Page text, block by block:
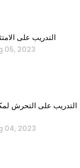
التدريب على
05, 2023
التدريب على التحرش
04, 2023